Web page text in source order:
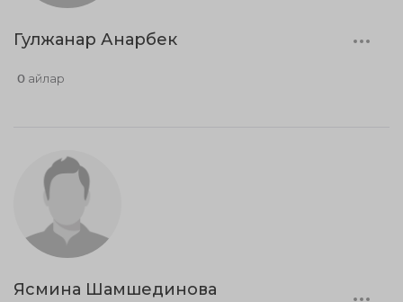
Гулжанар Анарбек
0 айлар
Ясмина Шамшединова